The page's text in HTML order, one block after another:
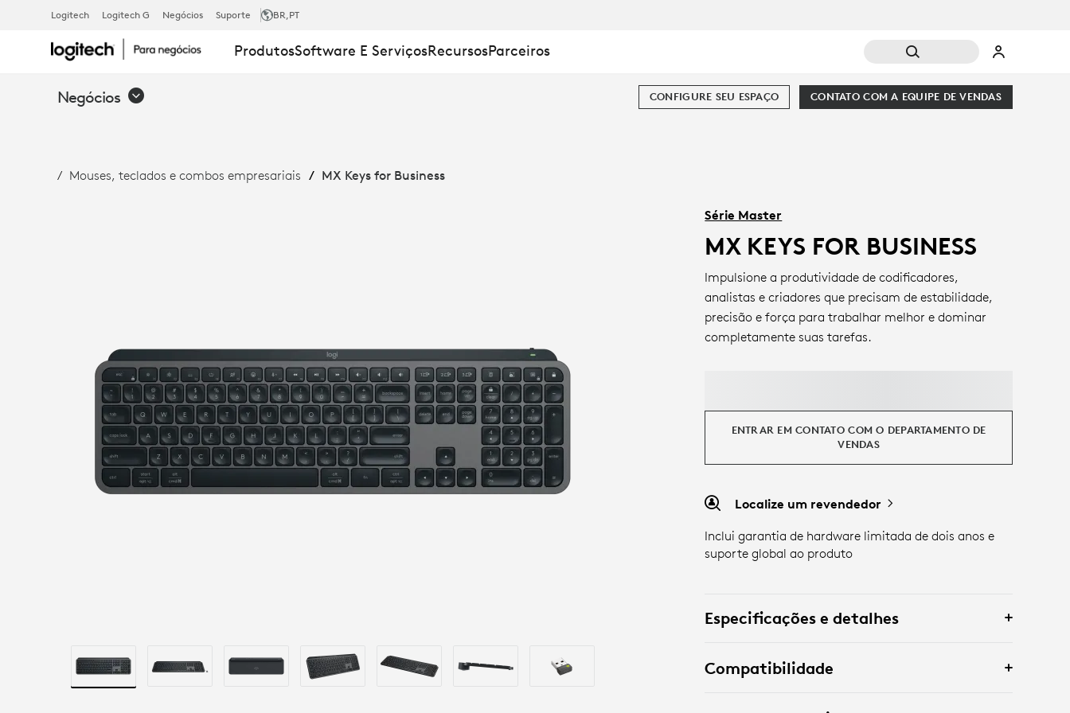
MX
KEYS
FOR
Logitech Logitech G Negócios Suporte BR,PT
ProdutosSoftware E ServiçosRecursosParceiros
Negócios CONTATO COM A EQUIPE DE VENDAS
CONFIGURE SEU ESPAÇO
Mouses, teclados e combos empresariais MX Keys for Business
Série Master
MX KEYS FOR BUSINESS
Impulsione a produtividade de codificadores,
analistas e criadores que precisam de estabilidade,
precisão e força para trabalhar melhor e dominar
completamente suas tarefas.
ENTRAR EM CONTATO COM O DEPARTAMENTO DE
VENDAS
Localize um revendedor
Inclui garantia de hardware limitada de dois anos e
suporte global ao produto
Especificações e detalhes
Compatibilidade